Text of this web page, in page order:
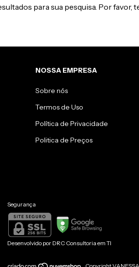
para sua pesquisa. Por favor,
NOSSA EMPRESA
Sobre nós
Termos de Uso
Política de Privacidade
Politica de Preços
Segurança
Desenvolvido por DRC Consultoria em TI